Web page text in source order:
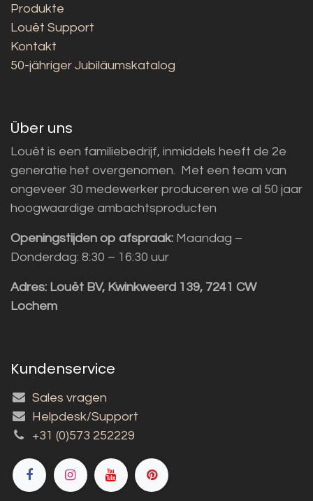
Produkte
Louët Support
Kontakt
50-jähriger Jubiläumskatalog
Über uns
Louët is een familiebedrijf, inmiddels heeft de 2e
generatie het overgenomen. Met een team van
ongeveer 30 medewerker produceren we al 50 jaar
hoogwaardige ambachtsproducten
Openingstijden op afspraak: Maandag –
Donderdag: 8:30 – 16:30 uur
Adres: Louët BV, Kwinkweerd 139, 7241 CW
Lochem
Kundenservice
Sales vragen
Helpdesk/Support
+31 (0)573 252229